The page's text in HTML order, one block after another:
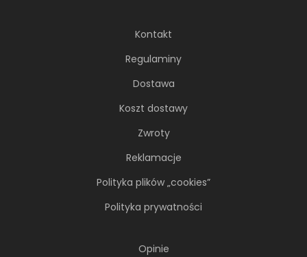
Kontakt
Regulaminy
Dostawa
Koszt dostawy
Zwroty
Reklamacje
Polityka plików „cookies”
Polityka prywatności
Opinie